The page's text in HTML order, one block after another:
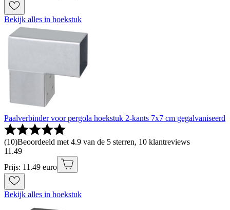
Bekijk alles in hoekstuk
Paalverbinder voor pergola hoekstuk 2-kants 7x7 cm gegalvaniseerd
(10)Beoordeeld met 4.9 van de 5 sterren, 10 klantreviews
11 .49
Prijs: 11.49 euro
Bekijk alles in hoekstuk